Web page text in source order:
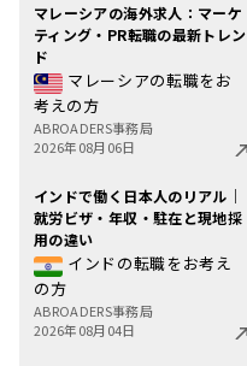
マレーシアの海外求人：マーケ
ティング・PR転職の最新トレン
ド
マレーシアの転職をお
考えの方
ABROADERS事務局
2026年08月06日
インドで働く日本人のリアル｜
就労ビザ・年収・駐在と現地採
用の違い
インドの転職をお考え
の方
ABROADERS事務局
2026年08月04日